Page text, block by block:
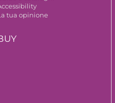
tua opinione